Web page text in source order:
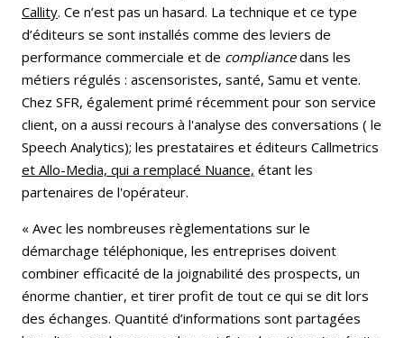
Callity. Ce n’est pas un hasard. La technique et ce type
d’éditeurs se sont installés comme des leviers de
performance commerciale et de compliancedans les
métiers régulés : ascensoristes, santé, Samu et vente.
Chez SFR, également primé récemment pour son service
client, on a aussi recours à l'analyse des conversations ( le
Speech Analytics); les prestataires et éditeurs Callmetrics
et Allo-Media, qui a remplacé Nuance, étant les
partenaires de l'opérateur.
« Avec les nombreuses règlementations sur le
démarchage téléphonique, les entreprises doivent
combiner efficacité de la joignabilité des prospects, un
énorme chantier, et tirer profit de tout ce qui se dit lors
des échanges. Quantité d’informations sont partagées